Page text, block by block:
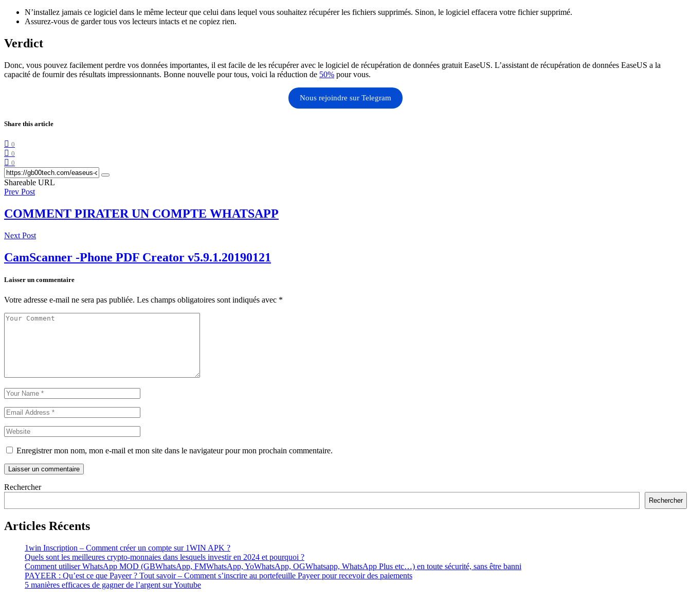
N’installez jamais ce logiciel dans le même lecteur que celui dans lequel vous souhaitez récupérer les fichiers supprimés. Sinon, le logiciel effacera votre fichier supprimé.
Assurez-vous de garder tous vos lecteurs intacts et ne copiez rien.
Verdict
Donc, vous pouvez facilement perdre vos données importantes, il est facile de les récupérer avec le logiciel de récupération de données gratuit EaseUS. L’assistant de récupération de données EaseUS a la
capacité de fournir des résultats impressionnants. Bonne nouvelle pour tous, voici la réduction de 50% pour vous.
Nous rejoindre sur Telegram
Share this article
0
0
0
Shareable URL
Prev Post
COMMENT PIRATER UN COMPTE WHATSAPP
Next Post
CamScanner -Phone PDF Creator v5.9.1.20190121
Laisser un commentaire
Votre adresse e-mail ne sera pas publiée. Les champs obligatoires sont indiqués avec *
Enregistrer mon nom, mon e-mail et mon site dans le navigateur pour mon prochain commentaire.
Rechercher
Rechercher
Articles Récents
1win Inscription – Comment créer un compte sur 1WIN APK ?
Quels sont les meilleures crypto-monnaies dans lesquels investir en 2024 et pourquoi ?
Comment utiliser WhatsApp MOD (GBWhatsApp, FMWhatsApp, YoWhatsApp, OGWhatsapp, WhatsApp Plus etc…) en toute sécurité, sans être banni
PAYEER : Qu’est ce que Payeer ? Tout savoir – Comment s’inscrire au portefeuille Payeer pour recevoir des paiements
5 manières efficaces de gagner de l’argent sur Youtube